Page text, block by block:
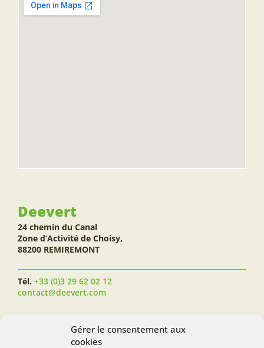
Gérer le consentement aux
cookies
Deevert
24 chemin du Canal
Zone d’Activité de Choisy,
88200 REMIREMONT
Tél. +33 (0)3 29 62 02 12
contact@deevert.com
SUIVEZ-NOUS...